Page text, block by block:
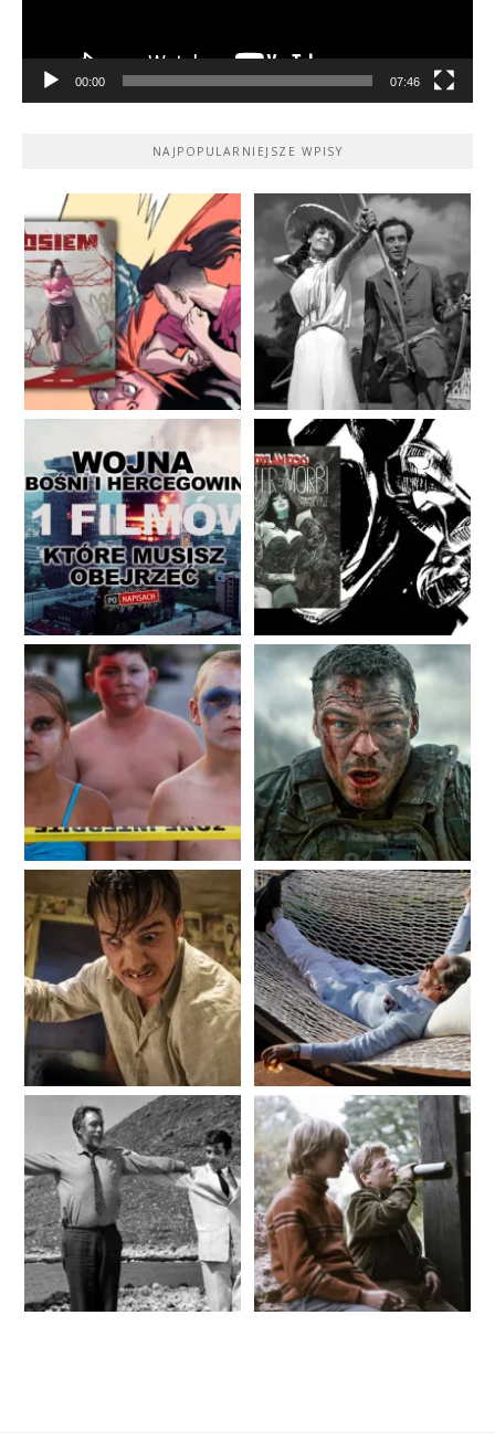
00:00 07:46
NAJPOPULARNIEJSZE WPISY